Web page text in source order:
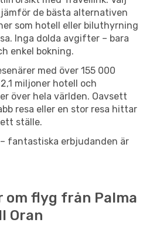
de bästa alternativen
som hotell eller biluthyrning
Inga dolda avgifter – bara
enkel bokning.
med över 155 000
miljoner hotell och
över hela världen. Oavsett
resa eller en stor resa hittar
ställe.
fantastiska erbjudanden är
om flyg från Palma
Oran